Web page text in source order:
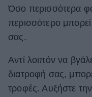
Όσο περισσότερα
περισσότερο
σας.
Αντί λοιπόν να
διατροφή σας,
τροφές. Αυξήστε